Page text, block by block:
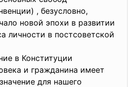
, безусловно,
новой эпохи в развитии
личности в постсоветской
в Конституции
и гражданина имеет
для нашего